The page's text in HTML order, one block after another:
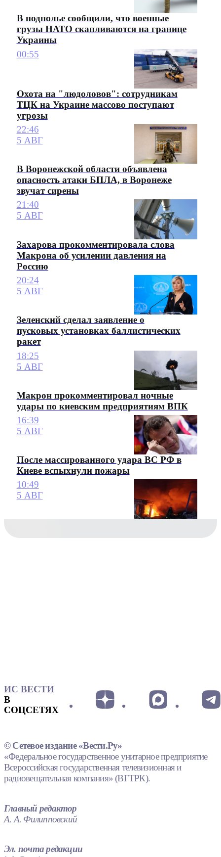
В подполье сообщили, что военные
грузы НАТО скапливаются на границе
Украины
00:55
Охота на "людоловов": сотрудникам
ТЦК на Украине массово поступают
угрозы
22:46
5 АВГ
В Воронежской области объявлена
опасность атаки БПЛА, в Воронеже
звучат сирены
21:40
5 АВГ
Захарова прокомментировала слова
Макрона об усилении давления на
Россию
20:24
5 АВГ
Зеленский сделал заявление о
пусковых установках баллистических
ракет
18:25
5 АВГ
Макрон прокомментировал ночные
удары по киевским предприятиям ВПК
16:39
5 АВГ
После массированного удара ВС РФ в
Киеве вспыхнули пожары
10:49
5 АВГ
ИС ВЕСТИ
В
СОЦСЕТЯХ
© Сетевое издание «Вести.Ру»
«Федеральное государственное унитарное предприятие
Всероссийская государственная телевизионная и
радиовещательная компания» (ВГТРК).
Главный редактор
А. А. Филипповский
Эл. почта редакции